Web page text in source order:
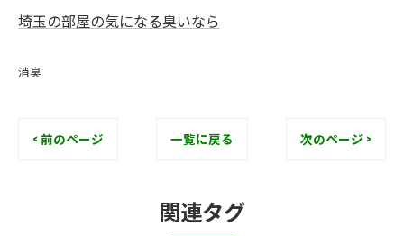
埼玉の部屋の気になる臭いなら
消臭
< 前のページ 一覧に戻る 次のページ >
関連タグ